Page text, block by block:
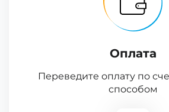
Оплата
Переведите оплату по
способом